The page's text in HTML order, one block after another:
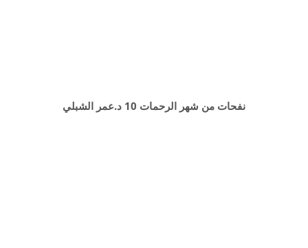
نفحات من شهر الرحمات 10 د.عمر الشبلي